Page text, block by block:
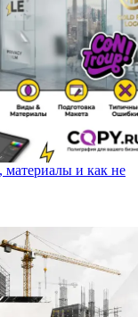
материалы и как не